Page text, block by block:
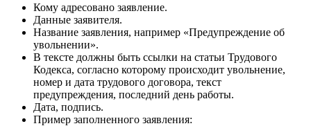
Кому адресовано заявление.
Данные заявителя.
Название заявления, например «Предупреждение об
увольнении».
В тексте должны быть ссылки на статьи Трудового
Кодекса, согласно которому происходит увольнение,
номер и дата трудового договора, текст
предупреждения, последний день работы.
Дата, подпись.
Пример заполненного заявления: